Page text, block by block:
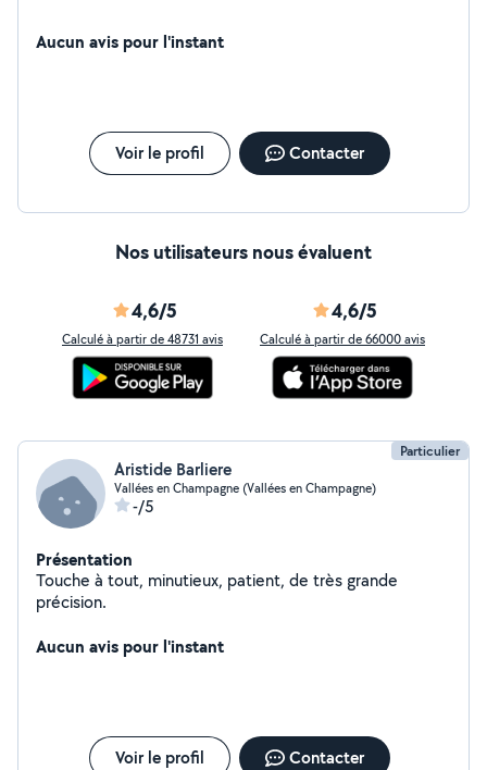
Aucun avis pour l'instant
Voir le profil Contacter
Nos utilisateurs nous évaluent
4,6/5
Calculé à partir de 48731 avis
4,6/5
Calculé à partir de 66000 avis
Particulier
Aristide Barliere
Vallées en Champagne (Vallées en Champagne)
-/5
Présentation
Touche à tout, minutieux, patient, de très grande
précision.
Aucun avis pour l'instant
Voir le profil Contacter